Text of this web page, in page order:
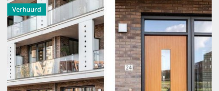
Verhuurd